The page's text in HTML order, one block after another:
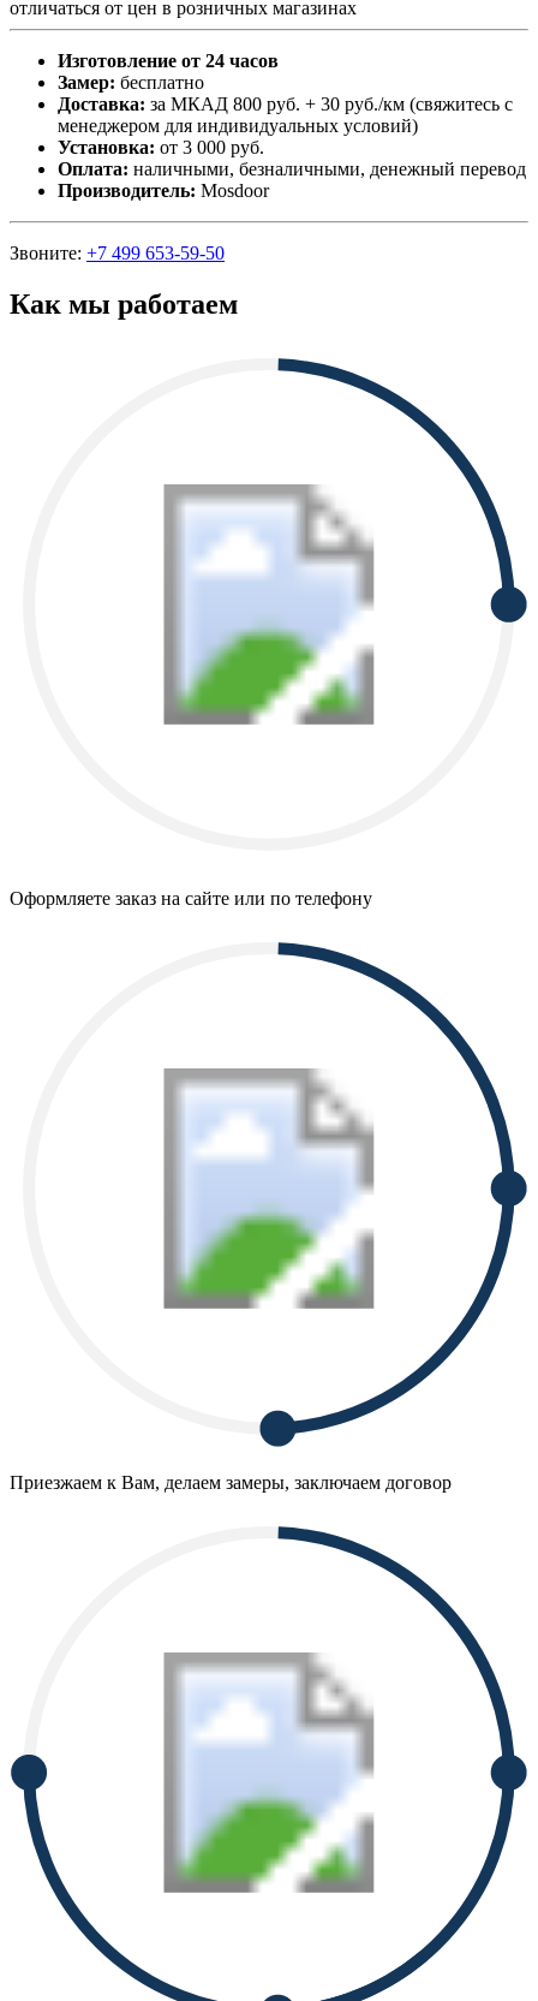
отличаться от цен в розничных магазинах
Изготовление от 24 часов
Замер: бесплатно
Доставка: за МКАД 800 руб. + 30 руб./км (свяжитесь с
менеджером для индивидуальных условий)
Установка: от 3 000 руб.
Оплата: наличными, безналичными, денежный перевод
Производитель: Mosdoor
Звоните: +7 499 653-59-50
Как мы работаем
Оформляете заказ на сайте или по телефону
Приезжаем к Вам, делаем замеры, заключаем договор